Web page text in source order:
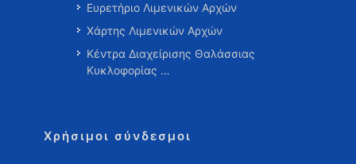
Ευρετήριο Λιμενικών Αρχών
Χάρτης Λιμενικών Αρχών
Κέντρα Διαχείρισης Θαλάσσιας
Κυκλοφορίας …
Χρήσιμοι σύνδεσμοι